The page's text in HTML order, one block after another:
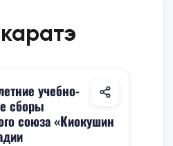
учебно-
сборы
союза «Киокушин